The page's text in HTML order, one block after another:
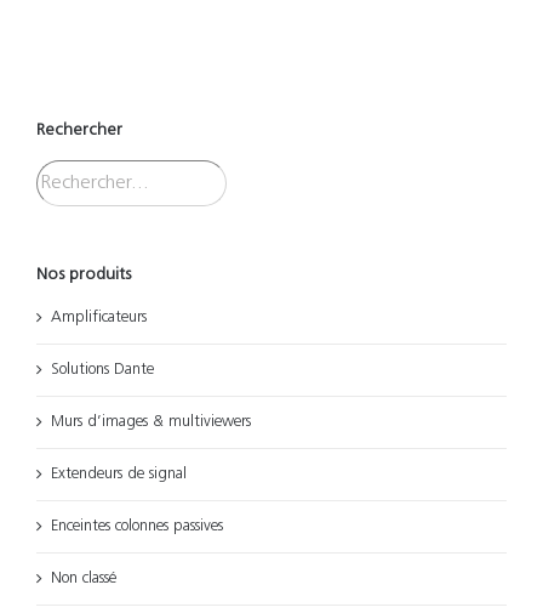
Rechercher
Nos produits
Amplificateurs
Solutions Dante
Murs d’images & multiviewers
Extendeurs de signal
Enceintes colonnes passives
Non classé